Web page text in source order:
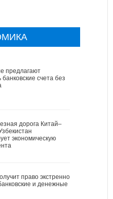
предлагают
счета без
дорога Китай–
экономическую
право экстренно
и денежные